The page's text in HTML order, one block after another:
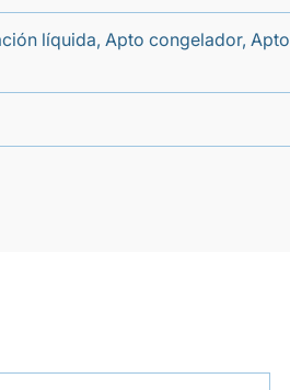
líquida, Apto congelador, Apto